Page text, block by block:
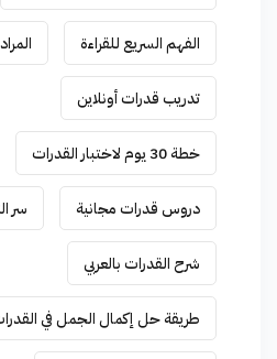
الفهم السريع للقراءة
تدريب قدرات أونلاين
خطة 30 يوم لاختبار القدرات
دروس قدرات مجانية سر
شرح القدرات بالعربي
طريقة حل إكمال الجمل في